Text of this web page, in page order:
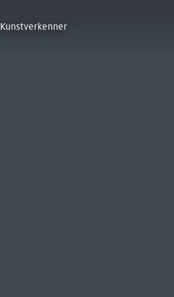
Kunstverkenner